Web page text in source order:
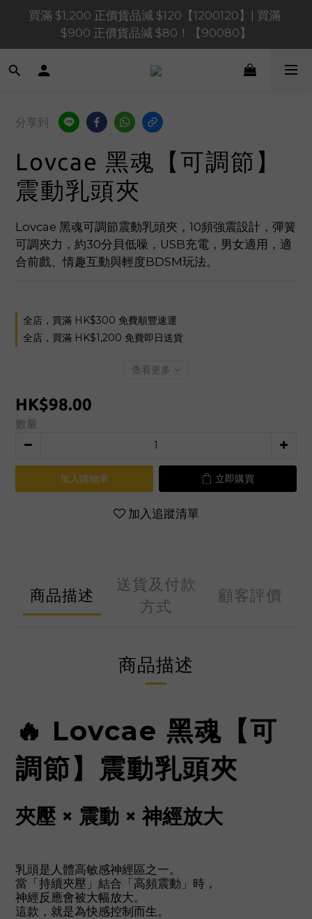
買滿 $1,200 正價貨品減 $120【1200120】| 買滿
$900 正價貨品減 $80！【90080】
買滿 $1,200 正價貨品減 $120【1200120】| 買滿
$900 正價貨品減 $80！【90080】
買滿 $600 正價貨品減 $40【60040】| 買滿 $400 正
買滿 $1,200 正價貨品減 $120【1200120】| 買滿
$900 正價貨品減 $80！【90080】
分享到
Lovcae 黑魂【可調節】
震動乳頭夾
Lovcae 黑魂可調節震動乳頭夾，10頻強震設計，彈簧
可調夾力，約30分貝低噪，USB充電，男女適用，適
合前戲、情趣互動與輕度BDSM玩法。
全店，買滿 HK$300 免費順豐速運
全店，買滿 HK$1,200 免費即日送貨
查看更多
HK$98.00
數量
加入購物車 立即購買
加入追蹤清單
商品描述
送貨及付款
方式
顧客評價
商品描述
🔥 Lovcae 黑魂【可
調節】震動乳頭夾
夾壓 × 震動 × 神經放大
乳頭是人體高敏感神經區之一。
當「持續夾壓」結合「高頻震動」時，
神經反應會被大幅放大。
這款，就是為快感控制而生。